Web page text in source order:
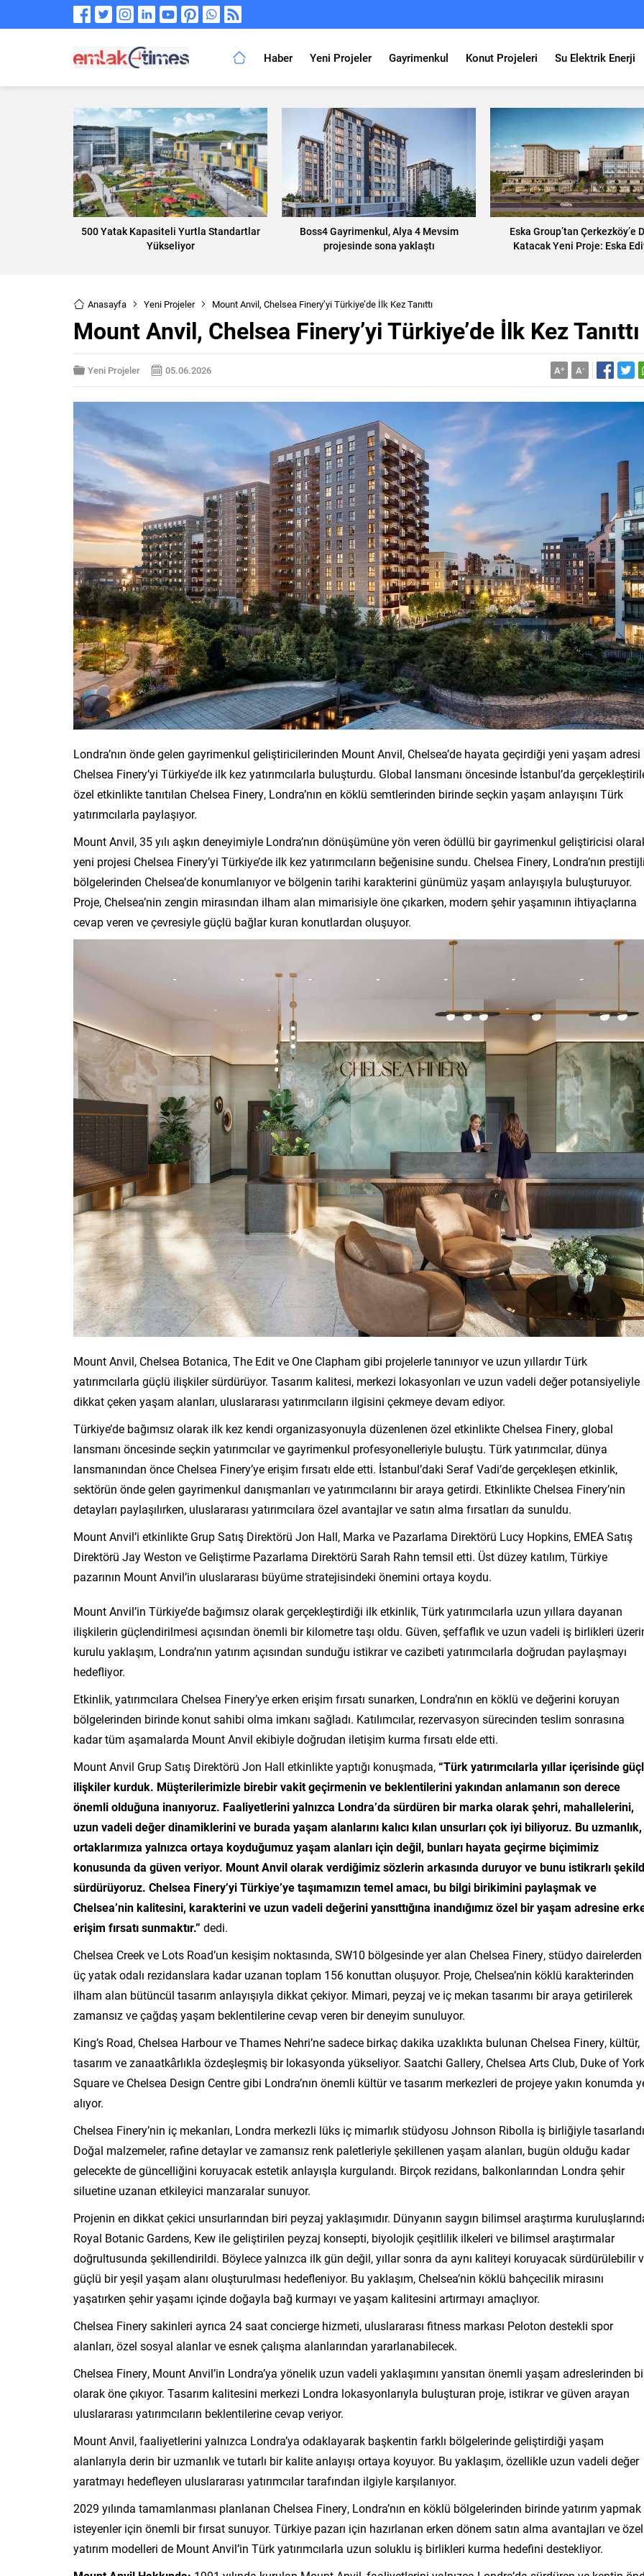
Haber Yeni Projeler Gayrimenkul Konut Projeleri Su Elektrik Enerji
500 Yatak Kapasiteli Yurtla Standartlar
Yükseliyor
Boss4 Gayrimenkul, Alya 4 Mevsim
projesinde sona yaklaştı
Eska Group’tan Çerkezköy’e
Katacak Yeni Proje: Eska
Anasayfa Yeni Projeler Mount Anvil, Chelsea Finery’yi Türkiye’de İlk Kez Tanıttı
Mount Anvil, Chelsea Finery’yi Türkiye’de İlk Kez Tanıttı
Yeni Projeler 05.06.2026 A+ A-
Londra’nın önde gelen gayrimenkul geliştiricilerinden Mount Anvil, Chelsea’de hayata geçirdiği yeni yaşam adresi
Chelsea Finery’yi Türkiye’de ilk kez yatırımcılarla buluşturdu. Global lansmanı öncesinde İstanbul’da
özel etkinlikte tanıtılan Chelsea Finery, Londra’nın en köklü semtlerinden birinde seçkin yaşam anlayışını Türk
yatırımcılarla paylaşıyor.
Mount Anvil, 35 yılı aşkın deneyimiyle Londra’nın dönüşümüne yön veren ödüllü bir gayrimenkul geliştiricisi
yeni projesi Chelsea Finery’yi Türkiye’de ilk kez yatırımcıların beğenisine sundu. Chelsea Finery, Londra’nın prestijli
bölgelerinden Chelsea’de konumlanıyor ve bölgenin tarihi karakterini günümüz yaşam anlayışıyla buluşturuyor.
Proje, Chelsea’nin zengin mirasından ilham alan mimarisiyle öne çıkarken, modern şehir yaşamının ihtiyaçlarına
cevap veren ve çevresiyle güçlü bağlar kuran konutlardan oluşuyor.
Mount Anvil, Chelsea Botanica, The Edit ve One Clapham gibi projelerle tanınıyor ve uzun yıllardır Türk
yatırımcılarla güçlü ilişkiler sürdürüyor. Tasarım kalitesi, merkezi lokasyonları ve uzun vadeli değer potansiyeliyle
dikkat çeken yaşam alanları, uluslararası yatırımcıların ilgisini çekmeye devam ediyor.
Türkiye’de bağımsız olarak ilk kez kendi organizasyonuyla düzenlenen özel etkinlikte Chelsea Finery, global
lansmanı öncesinde seçkin yatırımcılar ve gayrimenkul profesyonelleriyle buluştu. Türk yatırımcılar, dünya
lansmanından önce Chelsea Finery’ye erişim fırsatı elde etti. İstanbul’daki Seraf Vadi’de gerçekleşen etkinlik,
sektörün önde gelen gayrimenkul danışmanları ve yatırımcılarını bir araya getirdi. Etkinlikte Chelsea Finery’nin
detayları paylaşılırken, uluslararası yatırımcılara özel avantajlar ve satın alma fırsatları da sunuldu.
Mount Anvil’i etkinlikte Grup Satış Direktörü Jon Hall, Marka ve Pazarlama Direktörü Lucy Hopkins, EMEA Satış
Direktörü Jay Weston ve Geliştirme Pazarlama Direktörü Sarah Rahn temsil etti. Üst düzey katılım, Türkiye
pazarının Mount Anvil’in uluslararası büyüme stratejisindeki önemini ortaya koydu.
Mount Anvil’in Türkiye’de bağımsız olarak gerçekleştirdiği ilk etkinlik, Türk yatırımcılarla uzun yıllara dayanan
ilişkilerin güçlendirilmesi açısından önemli bir kilometre taşı oldu. Güven, şeffaflık ve uzun vadeli iş birlikleri
kurulu yaklaşım, Londra’nın yatırım açısından sunduğu istikrar ve cazibeti yatırımcılarla doğrudan paylaşmayı
hedefliyor.
Etkinlik, yatırımcılara Chelsea Finery’ye erken erişim fırsatı sunarken, Londra’nın en köklü ve değerini koruyan
bölgelerinden birinde konut sahibi olma imkanı sağladı. Katılımcılar, rezervasyon sürecinden teslim sonrasına
kadar tüm aşamalarda Mount Anvil ekibiyle doğrudan iletişim kurma fırsatı elde etti.
Mount Anvil Grup Satış Direktörü Jon Hall etkinlikte yaptığı konuşmada,“Türk yatırımcılarla yıllar içerisinde
ilişkiler kurduk. Müşterilerimizle birebir vakit geçirmenin ve beklentilerini yakından anlamanın son derece
önemli olduğuna inanıyoruz. Faaliyetlerini yalnızca Londra’da sürdüren bir marka olarak şehri, mahallelerini,
uzun vadeli değer dinamiklerini ve burada yaşam alanlarını kalıcı kılan unsurları çok iyi biliyoruz. Bu
ortaklarımıza yalnızca ortaya koyduğumuz yaşam alanları için değil, bunları hayata geçirme biçimimiz
konusunda da güven veriyor. Mount Anvil olarak verdiğimiz sözlerin arkasında duruyor ve bunu istikrarlı
sürdürüyoruz. Chelsea Finery’yi Türkiye’ye taşımamızın temel amacı, bu bilgi birikimini paylaşmak ve
Chelsea’nin kalitesini, karakterini ve uzun vadeli değerini yansıttığına inandığımız özel bir yaşam adresine
erişim fırsatı sunmaktır.” dedi.
Chelsea Creek ve Lots Road’un kesişim noktasında, SW10 bölgesinde yer alan Chelsea Finery, stüdyo dairelerden
üç yatak odalı rezidanslara kadar uzanan toplam 156 konuttan oluşuyor. Proje, Chelsea’nin köklü karakterinden
ilham alan bütüncül tasarım anlayışıyla dikkat çekiyor. Mimari, peyzaj ve iç mekan tasarımı bir araya getirilerek
zamansız ve çağdaş yaşam beklentilerine cevap veren bir deneyim sunuluyor.
King’s Road, Chelsea Harbour ve Thames Nehri’ne sadece birkaç dakika uzaklıkta bulunan Chelsea Finery, kültür,
tasarım ve zanaatkârlıkla özdeşleşmiş bir lokasyonda yükseliyor. Saatchi Gallery, Chelsea Arts Club, Duke of York
Square ve Chelsea Design Centre gibi Londra’nın önemli kültür ve tasarım merkezleri de projeye yakın konumda
alıyor.
Chelsea Finery’nin iç mekanları, Londra merkezli lüks iç mimarlık stüdyosu Johnson Ribolla iş birliğiyle
Doğal malzemeler, rafine detaylar ve zamansız renk paletleriyle şekillenen yaşam alanları, bugün olduğu kadar
gelecekte de güncelliğini koruyacak estetik anlayışla kurgulandı. Birçok rezidans, balkonlarından Londra şehir
siluetine uzanan etkileyici manzaralar sunuyor.
Projenin en dikkat çekici unsurlarından biri peyzaj yaklaşımıdır. Dünyanın saygın bilimsel araştırma
Royal Botanic Gardens, Kew ile geliştirilen peyzaj konsepti, biyolojik çeşitlilik ilkeleri ve bilimsel araştırmalar
doğrultusunda şekillendirildi. Böylece yalnızca ilk gün değil, yıllar sonra da aynı kaliteyi koruyacak sürdürülebilir
güçlü bir yeşil yaşam alanı oluşturulması hedefleniyor. Bu yaklaşım, Chelsea’nin köklü bahçecilik mirasını
yaşatırken şehir yaşamı içinde doğayla bağ kurmayı ve yaşam kalitesini artırmayı amaçlıyor.
Chelsea Finery sakinleri ayrıca 24 saat concierge hizmeti, uluslararası fitness markası Peloton destekli spor
alanları, özel sosyal alanlar ve esnek çalışma alanlarından yararlanabilecek.
Chelsea Finery, Mount Anvil’in Londra’ya yönelik uzun vadeli yaklaşımını yansıtan önemli yaşam adreslerinden
olarak öne çıkıyor. Tasarım kalitesini merkezi Londra lokasyonlarıyla buluşturan proje, istikrar ve güven arayan
uluslararası yatırımcıların beklentilerine cevap veriyor.
Mount Anvil, faaliyetlerini yalnızca Londra’ya odaklayarak başkentin farklı bölgelerinde geliştirdiği yaşam
alanlarıyla derin bir uzmanlık ve tutarlı bir kalite anlayışı ortaya koyuyor. Bu yaklaşım, özellikle uzun vadeli değer
yaratmayı hedefleyen uluslararası yatırımcılar tarafından ilgiyle karşılanıyor.
2029 yılında tamamlanması planlanan Chelsea Finery, Londra’nın en köklü bölgelerinden birinde yatırım yapmak
isteyenler için önemli bir fırsat sunuyor. Türkiye pazarı için hazırlanan erken dönem satın alma avantajları ve özel
yatırım modelleri de Mount Anvil’in Türk yatırımcılarla uzun soluklu iş birlikleri kurma hedefini destekliyor.